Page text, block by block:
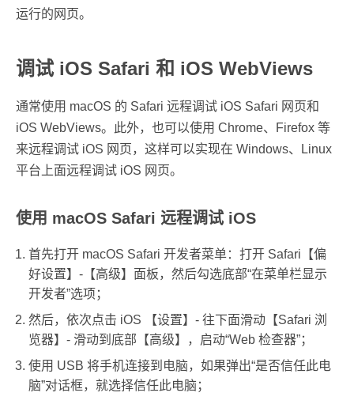
运行的网页。
调试 iOS Safari 和 iOS WebViews
通常使用 macOS 的 Safari 远程调试 iOS Safari 网页和
iOS WebViews。此外，也可以使用 Chrome、Firefox 等
来远程调试 iOS 网页，这样可以实现在 Windows、Linux
平台上面远程调试 iOS 网页。
使用 macOS Safari 远程调试 iOS
首先打开 macOS Safari 开发者菜单：打开 Safari【偏
好设置】-【高级】面板，然后勾选底部“在菜单栏显示
开发者”选项；
然后，依次点击 iOS 【设置】- 往下面滑动【Safari 浏
览器】- 滑动到底部【高级】，启动“Web 检查器”；
使用 USB 将手机连接到电脑，如果弹出“是否信任此电
脑”对话框，就选择信任此电脑；